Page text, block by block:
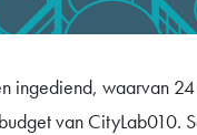
ingediend, waarvan 24
van CityLab010.